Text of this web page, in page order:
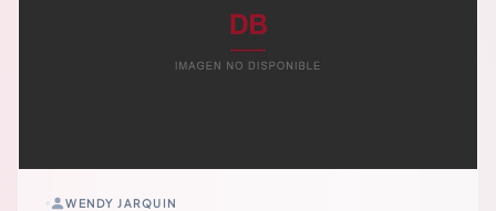
WENDY JARQUIN